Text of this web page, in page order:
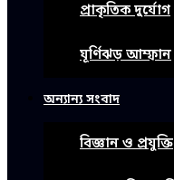
প্রাকৃতিক দুর্যোগ
ঘূর্ণিঝড় আম্ফান
অন্যান্য সংবাদ
বিজ্ঞান ও প্রযুক্তি